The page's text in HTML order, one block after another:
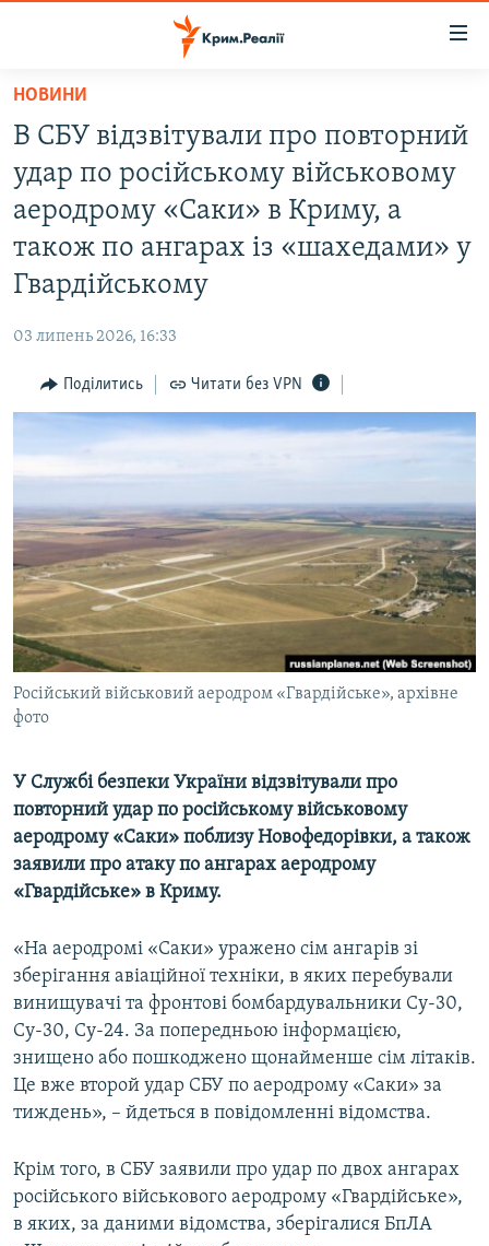
Перейти
основного
матеріалу
Перейти
до
основної
навігації
Перейти
до
ВОДА.КРИМ
ВІДЕО ТА ФОТО
БЛОГИ
ВСЕ ЗА ДЕНЬ
СПЕЦПРОЕКТИ
ВІДЕОУРОКИ «ELIFBE»
СВІДЧЕННЯ ОКУПАЦІЇ
УКРАЇНСЬКА ПРОБЛЕМА КРИМУ
ІНФОГРАФІКА
ЯК ОБІЙТИ БЛОКУВАННЯ
Русский
Qırımtatar
ДОЛУЧАЙСЯ!
Усі сайти RFE/RL
НОВИНИ
В СБУ відзвітували про повторний
удар по російському військовому
аеродрому «Саки» в Криму, а
також по ангарах із «шахедами» у
Гвардійському
03 липень 2026, 16:33
Поділитись Читати без VPN
Російський військовий аеродром «Гвардійське», архівне
фото
У Службі безпеки України відзвітували про
повторний удар по російському військовому
аеродрому «Саки» поблизу Новофедорівки, а також
заявили про атаку по ангарах аеродрому
«Гвардійське» в Криму.
«На аеродромі «Саки» уражено сім ангарів зі
зберігання авіаційної техніки, в яких перебували
винищувачі та фронтові бомбардувальники Су-30,
Су-30, Су-24. За попередньою інформацією,
знищено або пошкоджено щонайменше сім літаків.
Це вже второй удар СБУ по аеродрому «Саки» за
тиждень», – йдеться в повідомленні відомства.
Крім того, в СБУ заявили про удар по двох ангарах
російського військового аеродрому «Гвардійське»,
в яких, за даними відомства, зберігалися БпЛА